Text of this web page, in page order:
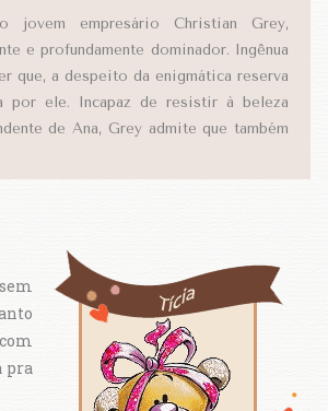
jovem empresário Christian Grey,
e profundamente dominador. Ingênua
que, a despeito da enigmática reserva
por ele. Incapaz de resistir à beleza
de Ana, Grey admite que também
sem
pra